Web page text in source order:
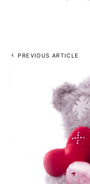
PREVIOUS ARTICLE